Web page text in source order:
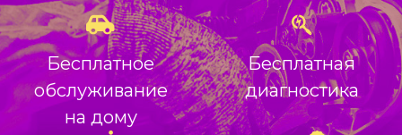
Бесплатное
обслуживание
на дому
Бесплатная
диагностика